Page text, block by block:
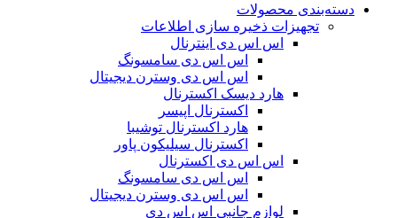
دسته‌بندی محصولات
تجهیزات ذخیره سازی اطلاعات
اس اس دی اینترنال
اس اس دی سامسونگ
اس اس دی وسترن دیجیتال
هارد دیسک اکسترنال
اکسترنال اپیسر
هارد اکسترنال توشیبا
اکسترنال سیلیکون پاور
اس اس دی اکسترنال
اس اس دی سامسونگ
اس اس دی وسترن دیجیتال
لوازم جانبی اس اس دی